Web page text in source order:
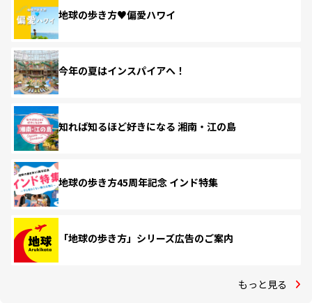
地球の歩き方♥偏愛ハワイ
今年の夏はインスパイアへ！
知れば知るほど好きになる 湘南・江の島
地球の歩き方45周年記念 インド特集
「地球の歩き方」シリーズ広告のご案内
もっと見る